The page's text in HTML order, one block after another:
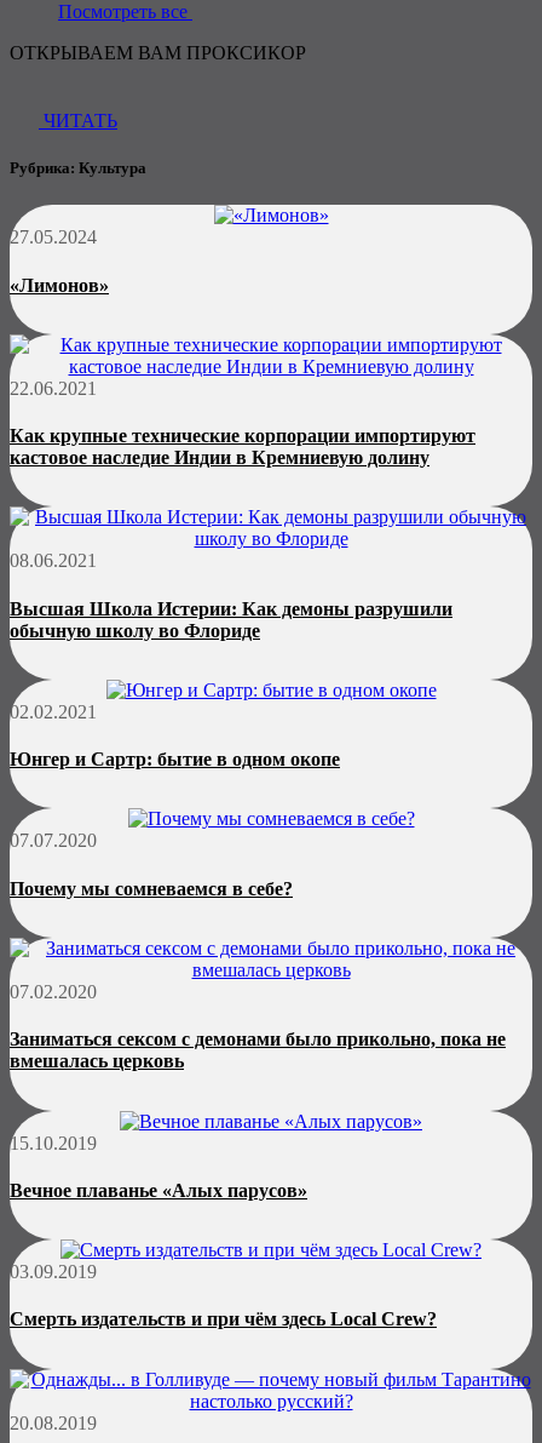
Посмотреть все
ОТКРЫВАЕМ ВАМ ПРОКСИКОР
ЧИТАТЬ
Рубрика: Культура
27.05.2024
«Лимонов»
22.06.2021
Как крупные технические корпорации импортируют
кастовое наследие Индии в Кремниевую долину
08.06.2021
Высшая Школа Истерии: Как демоны разрушили
обычную школу во Флориде
02.02.2021
Юнгер и Сартр: бытие в одном окопе
07.07.2020
Почему мы сомневаемся в себе?
07.02.2020
Заниматься сексом с демонами было прикольно, пока не
вмешалась церковь
15.10.2019
Вечное плаванье «Алых парусов»
03.09.2019
Смерть издательств и при чём здесь Local Crew?
20.08.2019